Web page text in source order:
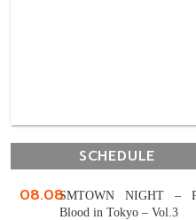
SCHEDULE
08.08SMTOWN NIGHT –
Blood in Tokyo – Vol.3